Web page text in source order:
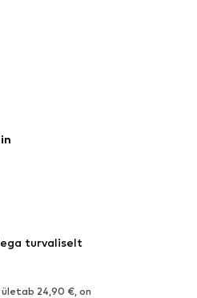
turvaliselt
ületab 24,90 €, on